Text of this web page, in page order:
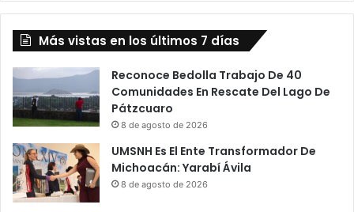
Más vistas en los últimos 7 días
Reconoce Bedolla Trabajo De 40
Comunidades En Rescate Del Lago De
Pátzcuaro
8 de agosto de 2026
UMSNH Es El Ente Transformador De
Michoacán: Yarabí Ávila
8 de agosto de 2026